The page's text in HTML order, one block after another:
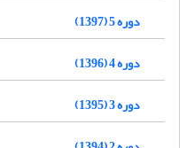
دوره 5 (1397)
دوره 4 (1396)
دوره 3 (1395)